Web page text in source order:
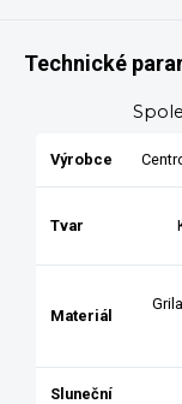
Technické
Výrobce
Tvar
Materiál
Sluneční